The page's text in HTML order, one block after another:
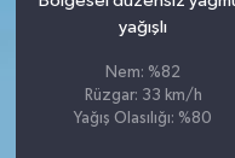
yağışlı
Nem: %82
Rüzgar: 33 km/h
Yağış Olasılığı: %80